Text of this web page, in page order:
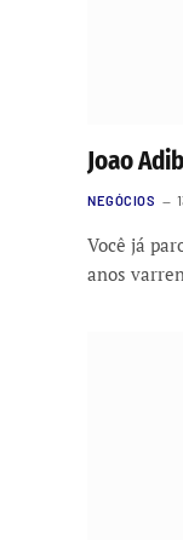
Joao
NEGÓCIOS
Você já
anos